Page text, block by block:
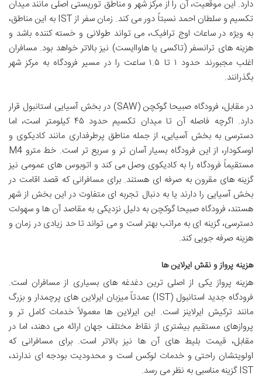
دارد. این موقعیت، آن را از مرکز شهر و مناطق توریستی اصلی مانند میدان
تکسیم و سلطان احمد نسبتاً دور می کند. زمان سفر از IST به این مناطق،
به ویژه در ساعات اوج ترافیک، می تواند طولانی و خسته کننده باشد و
هزینه های ترانسفر (تاکسی یا هاواایست) نیز بالاتر خواهد بود. مسافران
اغلب مجبورند حدود ۱ تا ۱.۵ ساعت را در مسیر فرودگاه به مرکز شهر
بگذرانند.
در مقابل، فرودگاه صبیحا گوکچن (SAW) در بخش آسیایی استانبول قرار
دارد. اگرچه فاصله آن تا میدان تکسیم حدود ۴۵ کیلومتر است، اما
دسترسی به بخش آسیایی، از جمله مناطق پرطرفداری مانند کادیکوی و
اوسکودار، از این فرودگاه بسیار آسان تر و سریع تر است. خط مترو M4
مستقیماً فرودگاه را به کادیکوی وصل می کند و اتوبوس های عمومی نیز
گزینه های مقرون به صرفه ای هستند. برای مسافرانی که قصد اقامت در
بخش آسیایی را دارند یا به دنبال تجربه ای متفاوت در این بخش از شهر
هستند، فرودگاه صبیحا گوکچن به دلیل نزدیکی به مقاصد آن ها و سهولت
دسترسی، گزینه ای به مراتب بهتر است و می تواند تا حد زیادی در زمان و
هزینه صرفه جویی کند.
هزینه پرواز و نقش ایرلاین ها
هزینه پرواز یکی از اصلی ترین دغدغه های بسیاری از مسافران است.
فرودگاه جدید استانبول (IST) عمدتاً میزبان ایرلاین های پرچمدار و بزرگ
مانند ترکیش ایرلاینز است. این ایرلاین ها معمولاً خدمات کامل تر و
پروازهای مستقیم بیشتری از نقاط مختلف جهان ارائه می دهند، اما در
مقابل، قیمت بلیط های آن ها نیز بالاتر است. برای مسافرانی که
اولویتشان راحتی و خدمات لوکس است و محدودیت بودجه ای ندارند،
IST گزینه مناسبی به نظر می رسد.